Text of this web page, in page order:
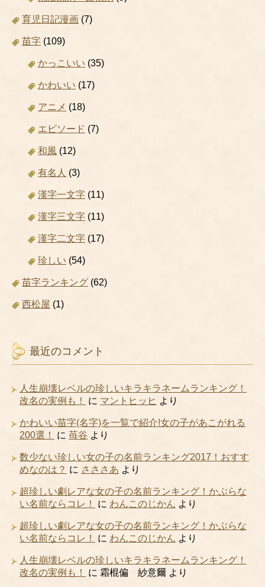
育児日記漫画 (7)
苗字 (109)
かっこいい (35)
かわいい (17)
アニメ (18)
エピソード (7)
和風 (12)
有名人 (3)
漢字一文字 (11)
漢字三文字 (11)
漢字二文字 (17)
珍しい (54)
苗字ランキング (62)
西松屋 (1)
最近のコメント
人生崩壊レベルの珍しいキラキラネームランキング！
改名の実例も！
に マントヒッヒ より
かわいい苗字(名字)を一覧で紹介!女の子があこがれる
200選！
に 苺谷 より
数少ない珍しい女の子の名前ランキング2017！おすす
めなのは？ に さささあ より
超珍しい劇レアな女の子の名前ランキング！かぶらな
い名前ならコレ！
に わんこのじかん より
超珍しい劇レアな女の子の名前ランキング！かぶらな
い名前ならコレ！
に わんこのじかん より
人生崩壊レベルの珍しいキラキラネームランキング！
改名の実例も！
に 霜棍偏 紗意爾 より